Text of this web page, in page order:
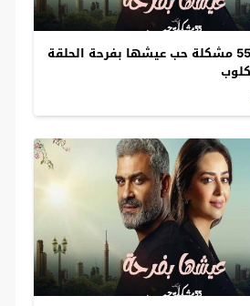
مسلسل 55 مشكلة حب عيشها بفرحة الحلقة